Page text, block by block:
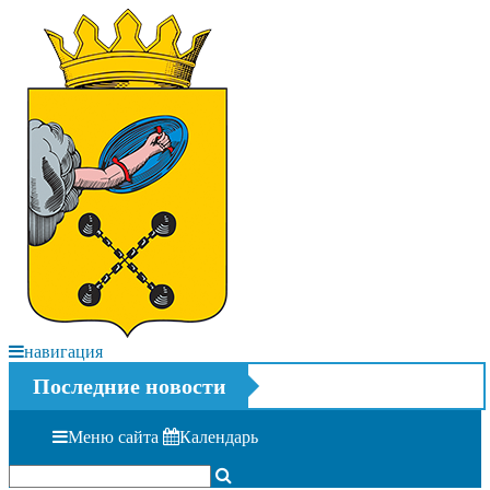
навигация
Последние новости
Меню сайта Календарь